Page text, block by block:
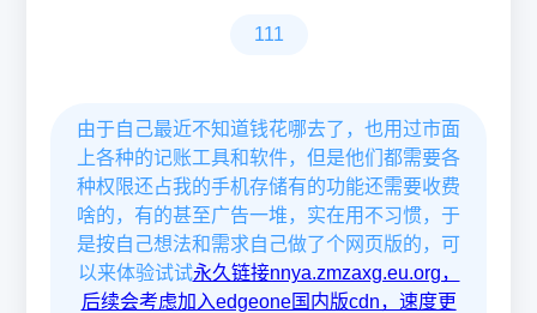
111
由于自己最近不知道钱花哪去了，也用过市面
上各种的记账工具和软件，但是他们都需要各
种权限还占我的手机存储有的功能还需要收费
啥的，有的甚至广告一堆，实在用不习惯，于
是按自己想法和需求自己做了个网页版的，可
以来体验试试永久链接nnya.zmzaxg.eu.org，
后续会考虑加入edgeone国内版cdn，速度更